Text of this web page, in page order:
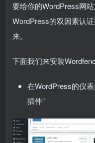
要给你的WordPress网
WordPress的双因素认
来。
下面我们来安装
在WordPress的仪
插件”